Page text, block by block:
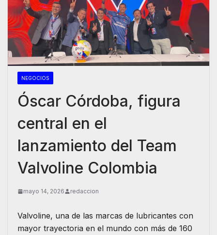
NEGOCIOS
Óscar Córdoba, figura
central en el
lanzamiento del Team
Valvoline Colombia
mayo 14, 2026 redaccion
Valvoline, una de las marcas de lubricantes con
mayor trayectoria en el mundo con más de 160